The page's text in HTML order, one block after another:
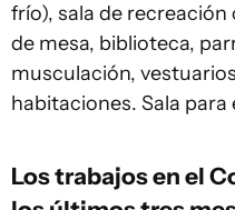
frío), sala de
de mesa, biblioteca,
musculación,
habitaciones. Sala
Los trabajos en el